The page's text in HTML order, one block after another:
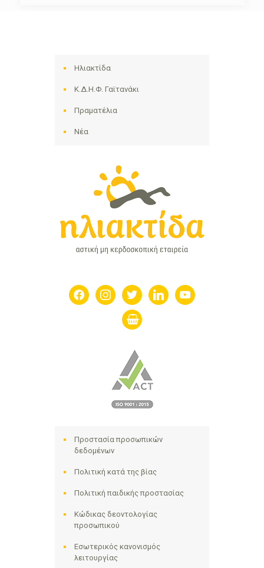
Ηλιακτίδα
Κ.Δ.Η.Φ. Γαϊτανάκι
Πραματέλια
Νέα
facebookinstagramtwitter linkedin youtube
shopping-
basket
Προστασία προσωπικών
δεδομένων
Πολιτική κατά της βίας
Πολιτική παιδικής προστασίας
Κώδικας δεοντολογίας
προσωπικού
Εσωτερικός κανονισμός
λειτουργίας